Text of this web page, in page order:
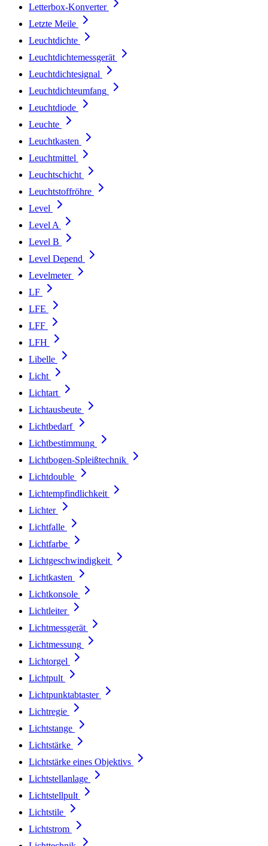
Letterbox-Konverter
Letzte Meile
Leuchtdichte
Leuchtdichtemessgerät
Leuchtdichtesignal
Leuchtdichteumfang
Leuchtdiode
Leuchte
Leuchtkasten
Leuchtmittel
Leuchtschicht
Leuchtstoffröhre
Level
Level A
Level B
Level Depend
Levelmeter
LF
LFE
LFF
LFH
Libelle
Licht
Lichtart
Lichtausbeute
Lichtbedarf
Lichtbestimmung
Lichtbogen-Spleißtechnik
Lichtdouble
Lichtempfindlichkeit
Lichter
Lichtfalle
Lichtfarbe
Lichtgeschwindigkeit
Lichtkasten
Lichtkonsole
Lichtleiter
Lichtmessgerät
Lichtmessung
Lichtorgel
Lichtpult
Lichtpunktabtaster
Lichtregie
Lichtstange
Lichtstärke
Lichtstärke eines Objektivs
Lichtstellanlage
Lichtstellpult
Lichtstile
Lichtstrom